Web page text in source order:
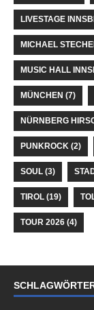
LIVESTAGE
MICHAEL
MUSIC HALL
MÜNCHEN (7)
NÜRNBERG
PUNKROCK (2)
SOUL (3)
TIROL (19)
TOUR 2026 (4)